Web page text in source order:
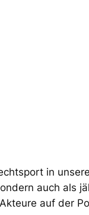
in
auch als
auf der